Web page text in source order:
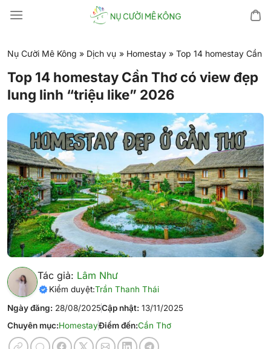
đến
dung
Nụ Cười Mê Kông » Dịch vụ » Homestay » Top 14 homestay Cần
Top 14 homestay Cần Thơ có view đẹp
lung linh “triệu like” 2026
Tác giả: Lâm Như
Kiểm duyệt:Trần Thanh Thái
Ngày đăng: 28/08/2025Cập nhật: 13/11/2025
Chuyên mục:HomestayĐiểm đến:Cần Thơ